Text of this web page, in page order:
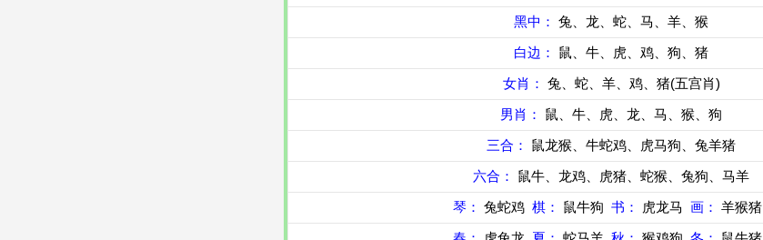
黑中： 兔、龙、蛇、马、羊、猴
白边： 鼠、牛、虎、鸡、狗、猪
女肖： 兔、蛇、羊、鸡、猪(五宫肖)
男肖： 鼠、牛、虎、龙、马、猴、狗
三合： 鼠龙猴、牛蛇鸡、虎马狗、兔羊猪
六合： 鼠牛、龙鸡、虎猪、蛇猴、兔狗、马羊
琴： 兔蛇鸡 棋： 鼠牛狗 书： 虎龙马 画： 羊猴猪